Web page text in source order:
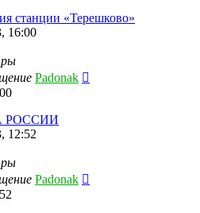
станции «Терешково»
16:00
Padonak
РОССИИ
12:52
Padonak